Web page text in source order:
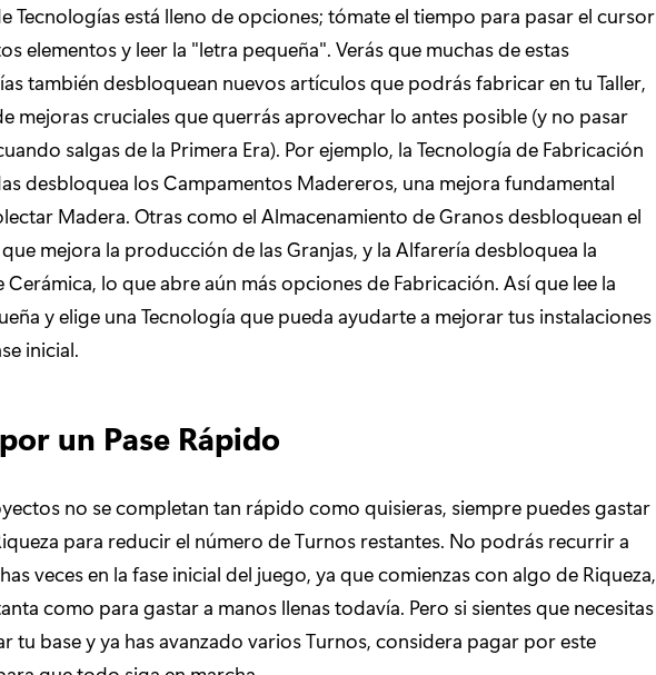
Tecnologías está lleno de opciones; tómate el tiempo para pasar el cursor
elementos y leer la "letra pequeña". Verás que muchas de estas
también desbloquean nuevos artículos que podrás fabricar en tu Taller,
mejoras cruciales que querrás aprovechar lo antes posible (y no pasar
salgas de la Primera Era). Por ejemplo, la Tecnología de Fabricación
desbloquea los Campamentos Madereros, una mejora fundamental
Madera. Otras como el Almacenamiento de Granos desbloquean el
mejora la producción de las Granjas, y la Alfarería desbloquea la
Cerámica, lo que abre aún más opciones de Fabricación. Así que lee la
y elige una Tecnología que pueda ayudarte a mejorar tus instalaciones
inicial.
un Pase Rápido
no se completan tan rápido como quisieras, siempre puedes gastar
para reducir el número de Turnos restantes. No podrás recurrir a
veces en la fase inicial del juego, ya que comienzas con algo de Riqueza,
como para gastar a manos llenas todavía. Pero si sientes que necesitas
tu base y ya has avanzado varios Turnos, considera pagar por este